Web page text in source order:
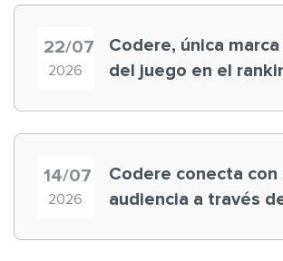
22/07
2026
Codere, única
del juego en el ranking
14/07
2026
Codere conecta con
audiencia a través